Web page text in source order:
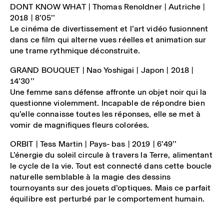
DONT KNOW WHAT | Thomas Renoldner | Autriche |
2018 | 8’05’’
Le cinéma de divertissement et l’art vidéo fusionnent
dans ce film qui alterne vues réelles et animation sur
une trame rythmique déconstruite.
GRAND BOUQUET | Nao Yoshigai | Japon | 2018 |
14’30’’
Une femme sans défense affronte un objet noir qui la
questionne violemment. Incapable de répondre bien
qu’elle connaisse toutes les réponses, elle se met à
vomir de magnifiques fleurs colorées.
ORBIT | Tess Martin | Pays- bas | 2019 | 6’49’’
L’énergie du soleil circule à travers la Terre, alimentant
le cycle de la vie. Tout est connecté dans cette boucle
naturelle semblable à la magie des dessins
tournoyants sur des jouets d’optiques. Mais ce parfait
équilibre est perturbé par le comportement humain.